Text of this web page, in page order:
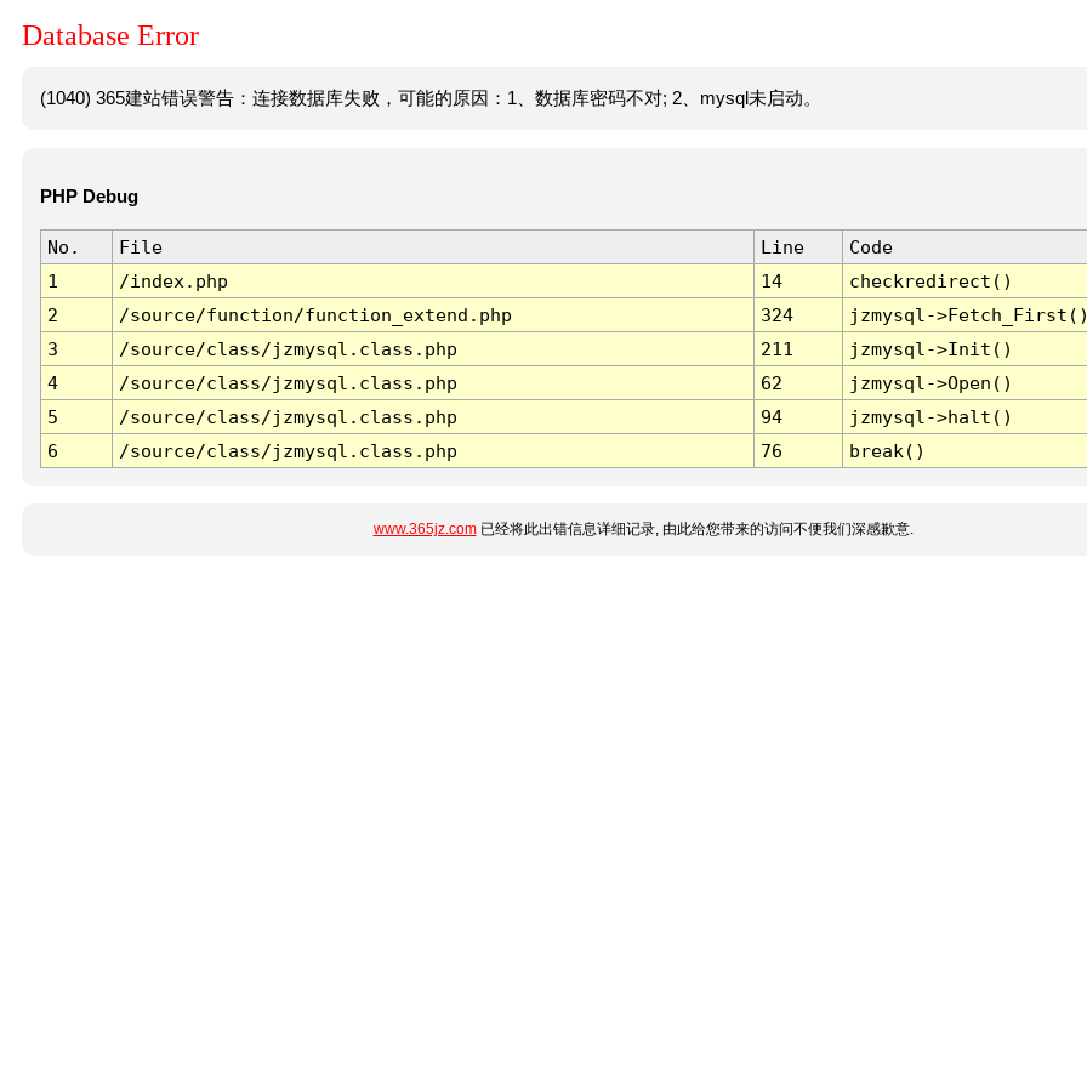
Database Error
(1040) 365建站错误警告：连接数据库失败，可能的原因：1、数据库密码不对; 2、mysql未启动。
PHP Debug
No. File Line
Code
1
/index.php 14
checkredirect()
2
/source/function/function_extend.php 324
jzmysql-
3
/source/class/jzmysql.class.php 211
jzmysql->Init()
4
/source/class/jzmysql.class.php 62
jzmysql->Open()
5
/source/class/jzmysql.class.php 94
jzmysql->halt()
6
/source/class/jzmysql.class.php 76 break()
www.365jz.com已经将此出错信息详细记录, 由此给您带来的访问不便我们深感歉意.